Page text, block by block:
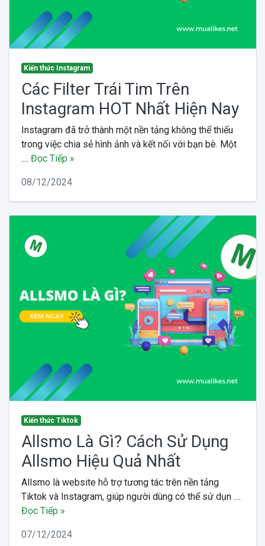
Kiến thức Instagram
Các Filter Trái Tim Trên
Instagram HOT Nhất Hiện Nay
Instagram đã trở thành một nền tảng không thể thiếu
trong việc chia sẻ hình ảnh và kết nối với bạn bè. Một
.... Đọc Tiếp »
08/12/2024
Kiến thức Tiktok
Allsmo Là Gì? Cách Sử Dụng
Allsmo Hiệu Quả Nhất
Allsmo là website hỗ trợ tương tác trên nền tảng
Tiktok và Instagram, giúp người dùng có thể sử dụn ....
Đọc Tiếp »
07/12/2024